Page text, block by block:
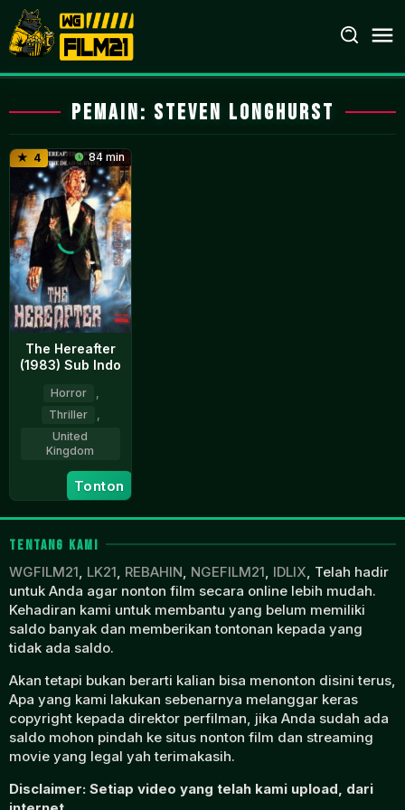
Loncat
ke
konten
Pemain: Steven Longhurst
4 84 min
The Hereafter
(1983) Sub Indo
Horror
Thriller
United
Kingdom
1
Jan
1983
Michael
J.
Murphy
Tonton
TENTANG KAMI
WGFILM21, LK21, REBAHIN, NGEFILM21, IDLIX, Telah hadir
untuk Anda agar nonton film secara online lebih mudah.
Kehadiran kami untuk membantu yang belum memiliki
saldo banyak dan memberikan tontonan kepada yang
tidak ada saldo.
Akan tetapi bukan berarti kalian bisa menonton disini terus,
Apa yang kami lakukan sebenarnya melanggar keras
copyright kepada direktor perfilman, jika Anda sudah ada
saldo mohon pindah ke situs nonton film dan streaming
movie yang legal yah terimakasih.
Disclaimer: Setiap video yang telah kami upload, dari